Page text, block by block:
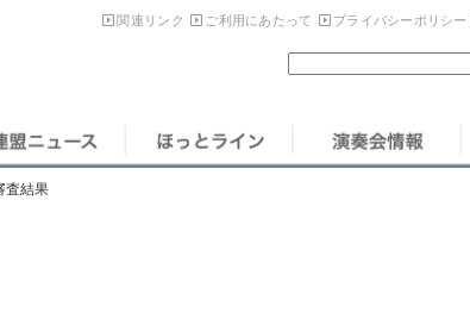
関連リンク ご利用にあたって プライバシーポリシー
査結果